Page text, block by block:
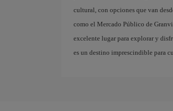
cultural, con opciones que van
como el Mercado Público de
excelente lugar para explorar y
es un destino imprescindible para